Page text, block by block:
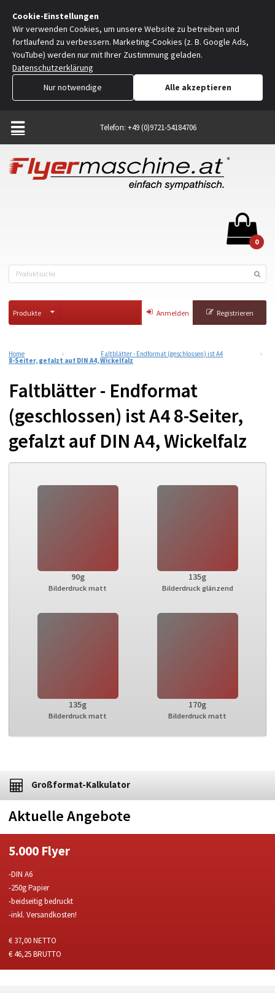
Cookie-Einstellungen
Wir verwenden Cookies, um unsere Website zu betreiben und
fortlaufend zu verbessern. Marketing-Cookies (z. B. Google Ads,
YouTube) werden nur mit Ihrer Zustimmung geladen.
Datenschutzerklärung
Nur notwendige
Alle akzeptieren
Telefon: +49 (0)9721-54184706
0
Produkte Anmelden Registrieren
Home Faltblätter - Endformat (geschlossen) ist A4
8-Seiter, gefalzt auf DIN A4, Wickelfalz
Faltblätter - Endformat
(geschlossen) ist A4 8-Seiter,
gefalzt auf DIN A4, Wickelfalz
90g
Bilderdruck matt
135g
Bilderdruck glänzend
135g
Bilderdruck matt
170g
Bilderdruck matt
Großformat-Kalkulator
Aktuelle Angebote
5.000 Flyer
-DIN A6
-250g Papier
-beidseitig bedruckt
-inkl. Versandkosten!
€ 37,00 NETTO
€ 46,25 BRUTTO